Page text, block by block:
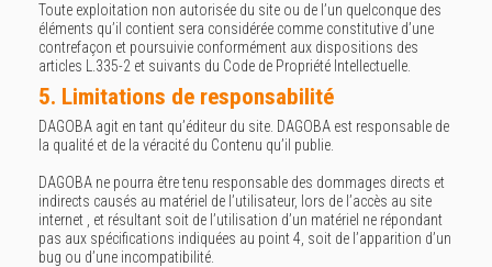
Toute exploitation non autorisée du site ou de l’un quelconque des
éléments qu’il contient sera considérée comme constitutive d’une
contrefaçon et poursuivie conformément aux dispositions des
articles L.335-2 et suivants du Code de Propriété Intellectuelle.
5. Limitations de responsabilité
DAGOBA agit en tant qu’éditeur du site. DAGOBA est responsable de
la qualité et de la véracité du Contenu qu’il publie.
DAGOBA ne pourra être tenu responsable des dommages directs et
indirects causés au matériel de l’utilisateur, lors de l’accès au site
internet , et résultant soit de l’utilisation d’un matériel ne répondant
pas aux spécifications indiquées au point 4, soit de l’apparition d’un
bug ou d’une incompatibilité.